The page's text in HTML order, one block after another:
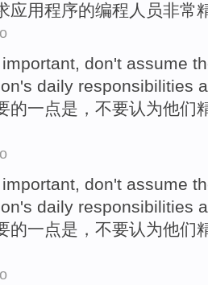
应用程序的编程 人员非常
important, don't assume
's daily responsibilities
的一点是 ， 不要认为他们
important, don't assume
's daily responsibilities
的一点是 ， 不要认为他们